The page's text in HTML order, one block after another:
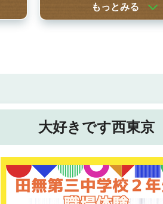
もっとみる
大好きです西東京